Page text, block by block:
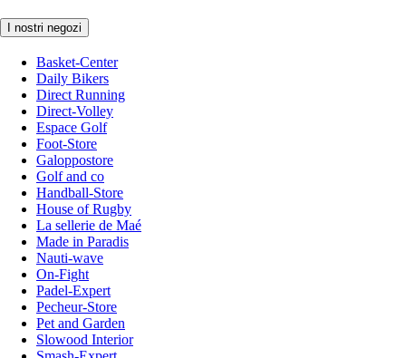
I nostri negozi
Basket-Center
Daily Bikers
Direct Running
Direct-Volley
Espace Golf
Foot-Store
Galoppostore
Golf and co
Handball-Store
House of Rugby
La sellerie de Maé
Made in Paradis
Nauti-wave
On-Fight
Padel-Expert
Pecheur-Store
Pet and Garden
Slowood Interior